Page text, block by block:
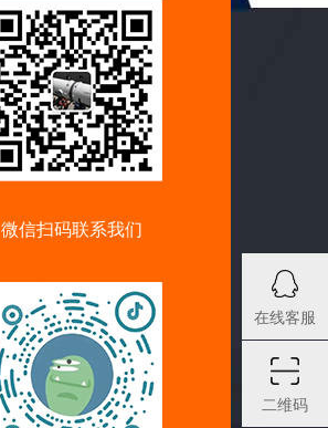
微信扫码联系我们
在线客服
二维码